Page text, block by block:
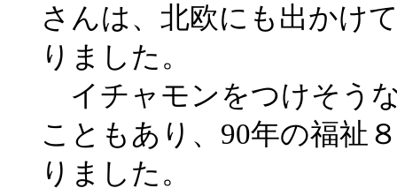
さんは、北欧にも出かけ
りました。
イチャモンをつけそう
こともあり、90年の福祉
りました。